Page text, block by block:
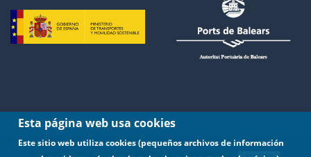
Esta página web usa cookies
Este sitio web utiliza cookies (pequeños archivos de información